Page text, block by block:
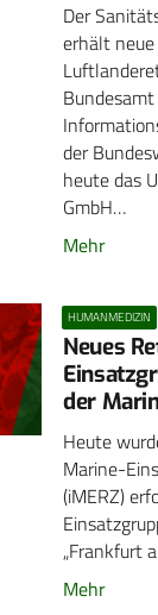
Der
erhält
der
heute das
GmbH…
Mehr
HUMANMEDIZIN
Neues
der
Heute
Marine-
(iMERZ)
„Frankfurt
Mehr